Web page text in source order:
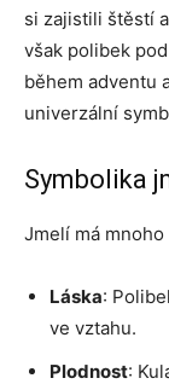
si zajistili štěstí
však polibek
během adventu
univerzální
Symbolika
Jmelí má
Láska:
ve vztahu.
Plodnost: